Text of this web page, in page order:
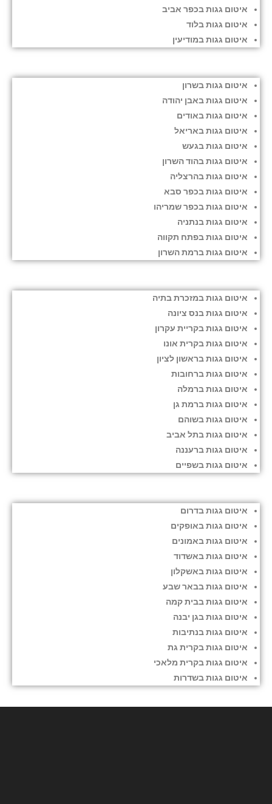
איטום גגות בכפר אביב
איטום גגות בלוד
איטום גגות במודיעין
איטום גגות בשרון
איטום גגות באבן יהודה
איטום גגות באודים
איטום גגות באריאל
איטום גגות בגעש
איטום גגות בהוד השרון
איטום גגות בהרצליה
איטום גגות בכפר סבא
איטום גגות בכפר שמריהו
איטום גגות בנתניה
איטום גגות בפתח תקווה
איטום גגות ברמת השרון
איטום גגות במזכרת בתיה
איטום גגות בנס ציונה
איטום גגות בקריית עקרון
איטום גגות בקרית אונו
איטום גגות בראשון לציון
איטום גגות ברחובות
איטום גגות ברמלה
איטום גגות ברמת גן
איטום גגות בשוהם
איטום גגות בתל אביב
איטום גגות ברעננה
איטום גגות בשפיים
איטום גגות בדרום
איטום גגות באופקים
איטום גגות באמונים
איטום גגות באשדוד
איטום גגות באשקלון
איטום גגות בבאר שבע
איטום גגות בבית קמה
איטום גגות בגן יבנה
איטום גגות בנתיבות
איטום גגות בקרית גת
איטום גגות בקרית מלאכי
איטום גגות בשדרות